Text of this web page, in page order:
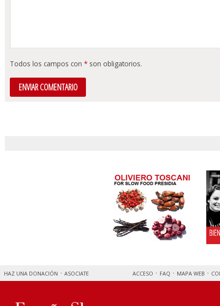
Todos los campos con * son obligatorios.
HAZ UNA DONACIÓN ASOCIATE ACCESO FAQ MAPA WEB